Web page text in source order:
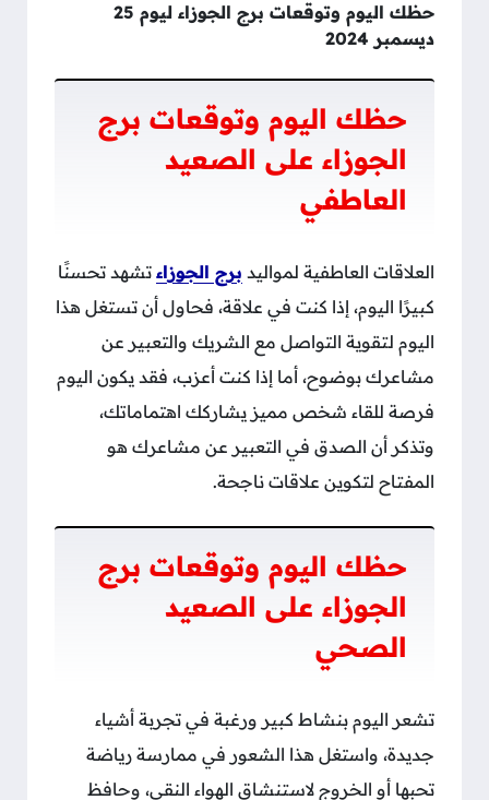
حظك اليوم وتوقعات برج الجوزاء ليوم 25
ديسمبر 2024
حظك اليوم وتوقعات برج
الجوزاء على الصعيد
العاطفي
العلاقات العاطفية لمواليد برج الجوزاء تشهد تحسنًا
كبيرًا اليوم، إذا كنت في علاقة، فحاول أن تستغل هذا
اليوم لتقوية التواصل مع الشريك والتعبير عن
مشاعرك بوضوح، أما إذا كنت أعزب، فقد يكون اليوم
فرصة للقاء شخص مميز يشاركك اهتماماتك،
وتذكر أن الصدق في التعبير عن مشاعرك هو
المفتاح لتكوين علاقات ناجحة.
حظك اليوم وتوقعات برج
الجوزاء على الصعيد
الصحي
تشعر اليوم بنشاط كبير ورغبة في تجربة أشياء
جديدة، واستغل هذا الشعور في ممارسة رياضة
تحبها أو الخروج لاستنشاق الهواء النقي، وحافظ